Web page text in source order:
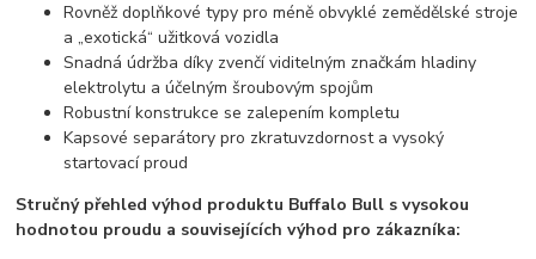
Rovněž doplňkové typy pro méně obvyklé zemědělské stroje
a „exotická“ užitková vozidla
Snadná údržba díky zvenčí viditelným značkám hladiny
elektrolytu a účelným šroubovým spojům
Robustní konstrukce se zalepením kompletu
Kapsové separátory pro zkratuvzdornost a vysoký
startovací proud
Stručný přehled výhod produktu Buffalo Bull s vysokou
hodnotou proudu a souvisejících výhod pro zákazníka: